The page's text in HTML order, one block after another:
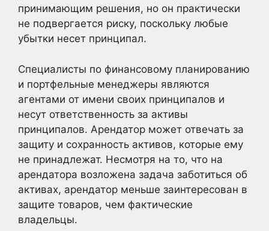
принимающим решения, но он практически
не подвергается риску, поскольку любые
убытки несет принципал.
Специалисты по финансовому планированию
и портфельные менеджеры являются
агентами от имени своих принципалов и
несут ответственность за активы
принципалов. Арендатор может отвечать за
защиту и сохранность активов, которые ему
не принадлежат. Несмотря на то, что на
арендатора возложена задача заботиться об
активах, арендатор меньше заинтересован в
защите товаров, чем фактические
владельцы.